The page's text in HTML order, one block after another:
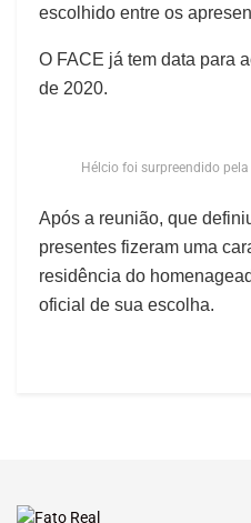
escolhido entre os
O FACE já tem data para
de 2020.
Hélcio foi surpreendido
Após a reunião, que
presentes fizeram uma
residência do
oficial de sua escolha.